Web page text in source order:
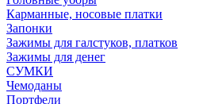
Карманные, носовые платки
Запонки
Зажимы для галстуков, платков
Зажимы для денег
СУМКИ
Чемоданы
Портфели